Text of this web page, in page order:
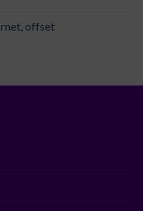
offset